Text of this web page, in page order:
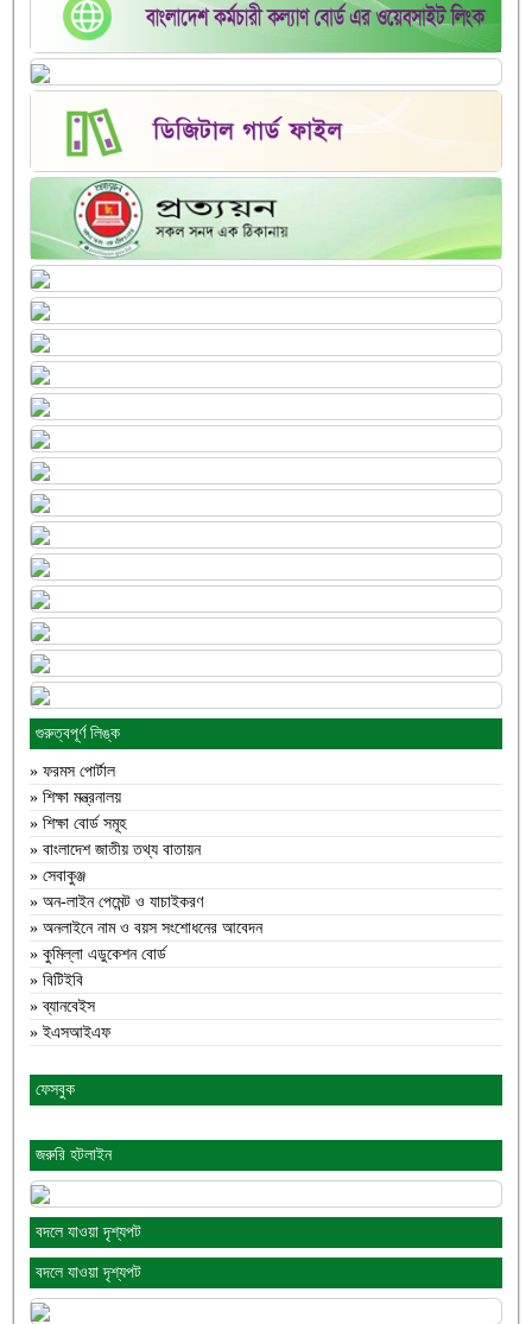
গুরুত্বপূর্ণ লিঙ্ক
» ফরমস পোর্টাল
» শিক্ষা মন্ত্রনালয়
» শিক্ষা বোর্ড সমূহ
» বাংলাদেশ জাতীয় তথ্য বাতায়ন
» সেবাকুঞ্জ
» অন-লাইন পেমেন্ট ও যাচাইকরণ
» অনলাইনে নাম ও বয়স সংশোধনের আবেদন
» কুমিল্লা এডুকেশন বোর্ড
» বিটিইবি
» ব্যানবেইস
» ইএসআইএফ
ফেসবুক
জরুরি হটলাইন
বদলে যাওয়া দৃশ্যপট
বদলে যাওয়া দৃশ্যপট